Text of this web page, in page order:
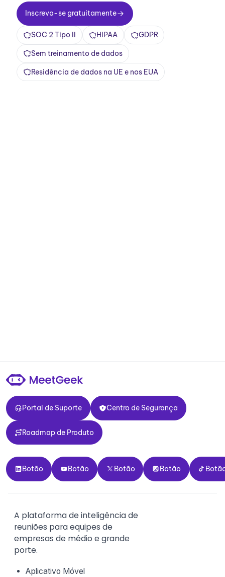
Inscreva-se gratuitamente
Inscreva-se gratuitamente
SOC 2 Tipo II HIPAA GDPR
Sem treinamento de dados
Residência de dados na UE e nos EUA
Portal de Suporte
Portal de Suporte
Centro de Segurança
Centro de Segurança
Roadmap de Produto
Roadmap de Produto
Botão
Botão
Botão
Botão
Botão
Botão
Botão
Botão Botão
A plataforma de inteligência de
reuniões para equipes de
empresas de médio e grande
porte.
Aplicativo Móvel